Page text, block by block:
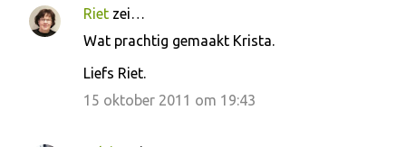
Riet zei…
Wat prachtig gemaakt Krista.
Liefs Riet.
15 oktober 2011 om 19:43